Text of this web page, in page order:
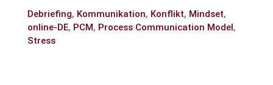
Debriefing, Kommunikation, Konflikt, Mindset,
online-DE, PCM, Process Communication Model,
Stress